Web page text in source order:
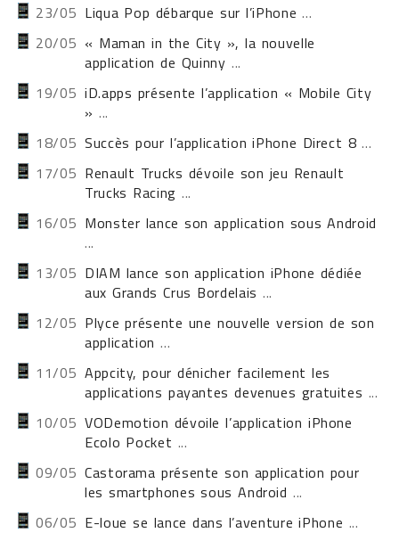
23/05 Liqua Pop débarque sur l’iPhone ...
20/05 « Maman in the City », la nouvelle
application de Quinny ...
19/05 iD.apps présente l’application « Mobile City
» ...
18/05 Succès pour l’application iPhone Direct 8 ...
17/05 Renault Trucks dévoile son jeu Renault
Trucks Racing ...
16/05 Monster lance son application sous Android
...
13/05 DIAM lance son application iPhone dédiée
aux Grands Crus Bordelais ...
12/05 Plyce présente une nouvelle version de son
application ...
11/05 Appcity, pour dénicher facilement les
applications payantes devenues gratuites ...
10/05 VODemotion dévoile l’application iPhone
Ecolo Pocket ...
09/05 Castorama présente son application pour
les smartphones sous Android ...
06/05 E-loue se lance dans l’aventure iPhone ...